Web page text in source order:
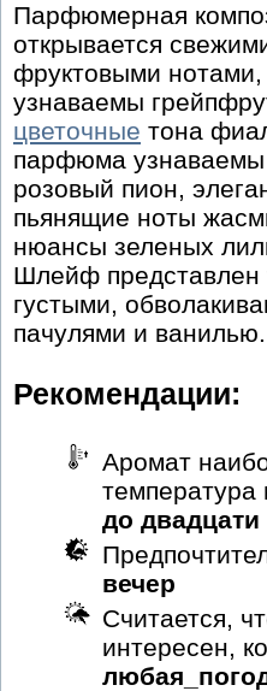
Парфюмерная
открывается
фруктовыми нотами,
узнаваемы
цветочные тона
парфюма
розовый пион,
пьянящие ноты
нюансы зеленых
Шлейф
густыми,
пачулями и ванилью.
Рекомендации:
Аромат
температура
до двадцати
вечер
Считается,
интересен,